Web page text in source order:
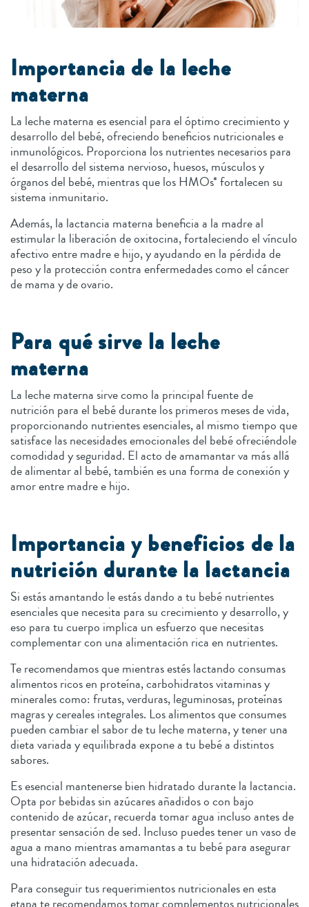
Importancia de la leche
materna
La leche materna es esencial para el óptimo crecimiento y
desarrollo del bebé, ofreciendo beneficios nutricionales e
inmunológicos. Proporciona los nutrientes necesarios para
el desarrollo del sistema nervioso, huesos, músculos y
órganos del bebé, mientras que los HMOs* fortalecen su
sistema inmunitario.
Además, la lactancia materna beneficia a la madre al
estimular la liberación de oxitocina, fortaleciendo el vínculo
afectivo entre madre e hijo, y ayudando en la pérdida de
peso y la protección contra enfermedades como el cáncer
de mama y de ovario.
Para qué sirve la leche
materna
La leche materna sirve como la principal fuente de
nutrición para el bebé durante los primeros meses de vida,
proporcionando nutrientes esenciales, al mismo tiempo que
satisface las necesidades emocionales del bebé ofreciéndole
comodidad y seguridad. El acto de amamantar va más allá
de alimentar al bebé, también es una forma de conexión y
amor entre madre e hijo.
Importancia y beneficios de la
nutrición durante la lactancia
Si estás amantando le estás dando a tu bebé nutrientes
esenciales que necesita para su crecimiento y desarrollo, y
eso para tu cuerpo implica un esfuerzo que necesitas
complementar con una alimentación rica en nutrientes.
Te recomendamos que mientras estés lactando consumas
alimentos ricos en proteína, carbohidratos vitaminas y
minerales como: frutas, verduras, leguminosas, proteínas
magras y cereales integrales. Los alimentos que consumes
pueden cambiar el sabor de tu leche materna, y tener una
dieta variada y equilibrada expone a tu bebé a distintos
sabores.
Es esencial mantenerse bien hidratado durante la lactancia.
Opta por bebidas sin azúcares añadidos o con bajo
contenido de azúcar, recuerda tomar agua incluso antes de
presentar sensación de sed. Incluso puedes tener un vaso de
agua a mano mientras amamantas a tu bebé para asegurar
una hidratación adecuada.
Para conseguir tus requerimientos nutricionales en esta
etapa te recomendamos tomar complementos nutricionales